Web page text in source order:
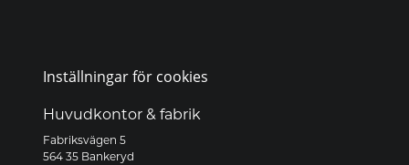
Inställningar för cookies
Huvudkontor & fabrik
Fabriksvägen 5
564 35 Bankeryd